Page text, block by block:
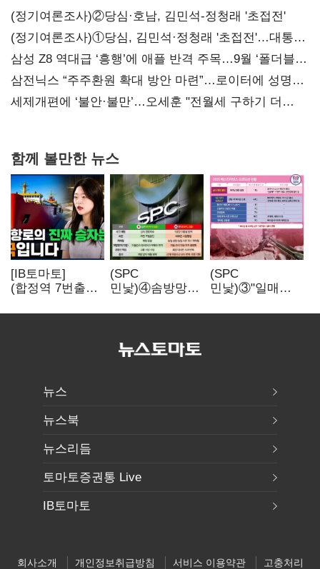
(정기여론조사)②당심·호남, 김민석-정청래 '초접전'
(정기여론조사)①당심, 김민석·정청래 '초접전'…대통령
지지도 '50% 아래로'(종합)
삼성 Z8 역대급 ‘흥행’에 애플 반격 주목…9월 ‘폴더블
대전’
삼전닉스 “주주환원 확대 방안 마련”…로이터에 성명
보내
세제개편에 ‘불안·불만’…오세훈 "전월세 구하기 더
함께 볼만한 뉴스
[IB토마토]
(합정역 7번출구)
K조선 뜬다
(SPC
민낯)④솜방망이
식품위생법 위반
(SPC
민낯)③"일매출
수익 제자리"…
뉴스
뉴스북
뉴스리듬
토마토증권통 Live
IB토마토
회사소개 개인정보취급방침 서비스 이용약관 고충처리